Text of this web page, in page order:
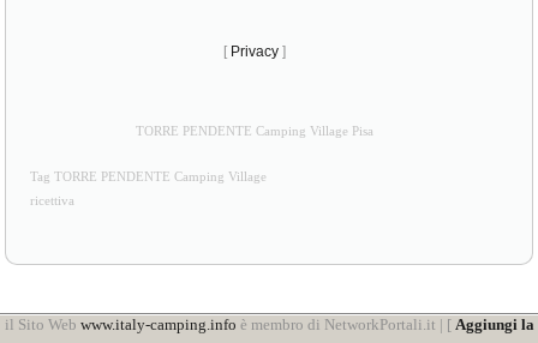
[ Privacy ]
TORRE PENDENTE Camping Village Pisa
Tag TORRE PENDENTE Camping Village
ricettiva
il Sito Web www.italy-camping.info è membro di NetworkPortali.it | [ Aggiungi la